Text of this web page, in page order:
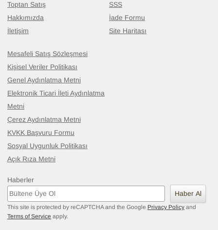
Toptan Satış
Hakkımızda
İletişim
SSS
İade Formu
Site Haritası
Mesafeli Satış Sözleşmesi
Kişisel Veriler Politikası
Genel Aydınlatma Metni
Elektronik Ticari İleti Aydınlatma
Metni
Çerez Aydınlatma Metni
KVKK Başvuru Formu
Sosyal Uygunluk Politikası
Açık Rıza Metni
Haberler
Haber Al
This site is protected by reCAPTCHA and the Google Privacy Policy and
Terms of Service apply.